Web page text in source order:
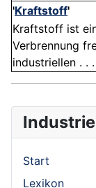
'Kraftstoff'
Kraftstoff ist
Verbrennung
industriellen . . .
Start
Lexikon